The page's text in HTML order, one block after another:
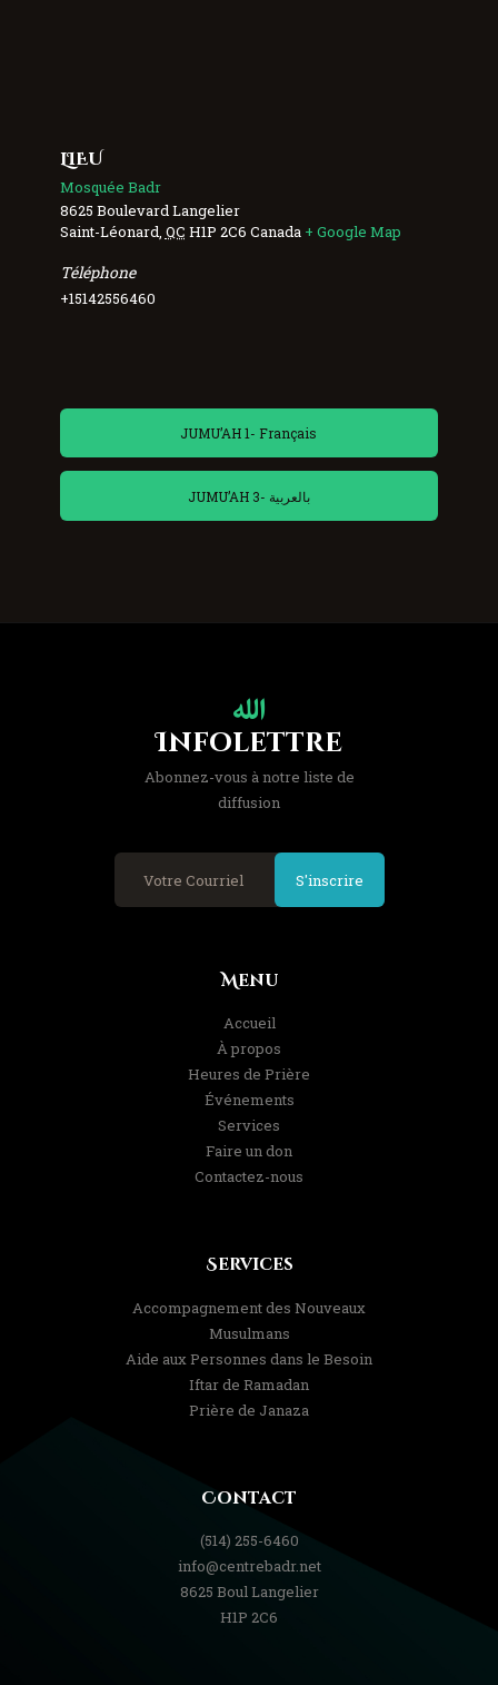
LIEU
Mosquée Badr
8625 Boulevard Langelier
Saint-Léonard QC H1P 2C6 Canada + Google Map
Téléphone
+15142556460
JUMU’AH 1- Français
JUMU’AH 3- بالعربية
Infolettre
Abonnez-vous à notre liste de
diffusion
S'inscrire
Menu
Accueil
À propos
Heures de Prière
Événements
Services
Faire un don
Contactez-nous
Services
Accompagnement des Nouveaux
Musulmans
Aide aux Personnes dans le Besoin
Iftar de Ramadan
Prière de Janaza
Contact
(514) 255-6460
info@centrebadr.net
8625 Boul Langelier
H1P 2C6